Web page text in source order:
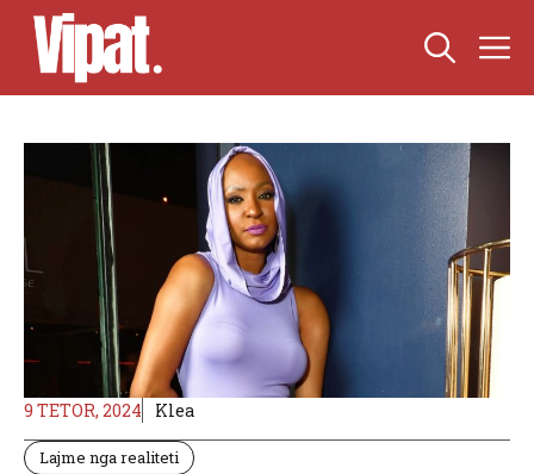
Skip
content
9 TETOR, 2024 Klea
Lajme nga realiteti